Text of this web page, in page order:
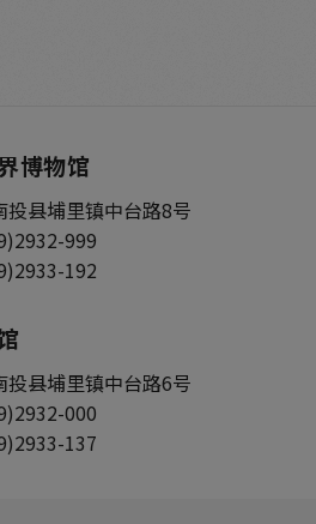
博物馆
投县埔里镇中台路8号
999
192
投县埔里镇中台路6号
000
137